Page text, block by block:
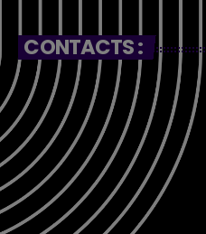
CONTACTS :